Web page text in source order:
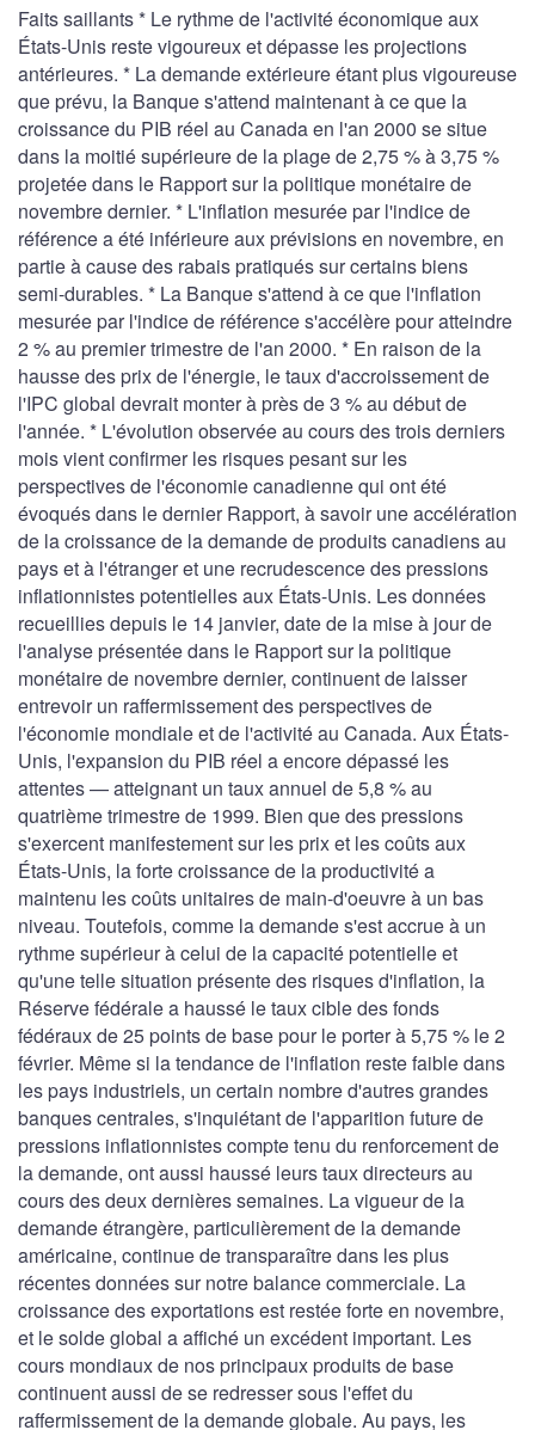
Faits saillants * Le rythme de l'activité économique aux
États-Unis reste vigoureux et dépasse les projections
antérieures. * La demande extérieure étant plus vigoureuse
que prévu, la Banque s'attend maintenant à ce que la
croissance du PIB réel au Canada en l'an 2000 se situe
dans la moitié supérieure de la plage de 2,75 % à 3,75 %
projetée dans le Rapport sur la politique monétaire de
novembre dernier. * L'inflation mesurée par l'indice de
référence a été inférieure aux prévisions en novembre, en
partie à cause des rabais pratiqués sur certains biens
semi-durables. * La Banque s'attend à ce que l'inflation
mesurée par l'indice de référence s'accélère pour atteindre
2 % au premier trimestre de l'an 2000. * En raison de la
hausse des prix de l'énergie, le taux d'accroissement de
l'IPC global devrait monter à près de 3 % au début de
l'année. * L'évolution observée au cours des trois derniers
mois vient confirmer les risques pesant sur les
perspectives de l'économie canadienne qui ont été
évoqués dans le dernier Rapport, à savoir une accélération
de la croissance de la demande de produits canadiens au
pays et à l'étranger et une recrudescence des pressions
inflationnistes potentielles aux États-Unis. Les données
recueillies depuis le 14 janvier, date de la mise à jour de
l'analyse présentée dans le Rapport sur la politique
monétaire de novembre dernier, continuent de laisser
entrevoir un raffermissement des perspectives de
l'économie mondiale et de l'activité au Canada. Aux États-
Unis, l'expansion du PIB réel a encore dépassé les
attentes — atteignant un taux annuel de 5,8 % au
quatrième trimestre de 1999. Bien que des pressions
s'exercent manifestement sur les prix et les coûts aux
États-Unis, la forte croissance de la productivité a
maintenu les coûts unitaires de main-d'oeuvre à un bas
niveau. Toutefois, comme la demande s'est accrue à un
rythme supérieur à celui de la capacité potentielle et
qu'une telle situation présente des risques d'inflation, la
Réserve fédérale a haussé le taux cible des fonds
fédéraux de 25 points de base pour le porter à 5,75 % le 2
février. Même si la tendance de l'inflation reste faible dans
les pays industriels, un certain nombre d'autres grandes
banques centrales, s'inquiétant de l'apparition future de
pressions inflationnistes compte tenu du renforcement de
la demande, ont aussi haussé leurs taux directeurs au
cours des deux dernières semaines. La vigueur de la
demande étrangère, particulièrement de la demande
américaine, continue de transparaître dans les plus
récentes données sur notre balance commerciale. La
croissance des exportations est restée forte en novembre,
et le solde global a affiché un excédent important. Les
cours mondiaux de nos principaux produits de base
continuent aussi de se redresser sous l'effet du
raffermissement de la demande globale. Au pays, les